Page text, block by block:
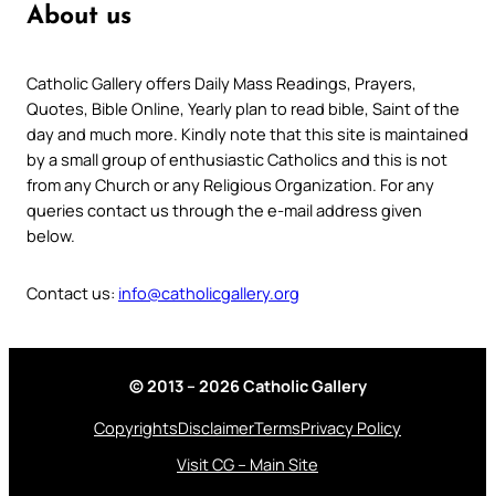
About us
Catholic Gallery offers Daily Mass Readings, Prayers,
Quotes, Bible Online, Yearly plan to read bible, Saint of the
day and much more. Kindly note that this site is maintained
by a small group of enthusiastic Catholics and this is not
from any Church or any Religious Organization. For any
queries contact us through the e-mail address given
below.
Contact us: info@catholicgallery.org
© 2013 – 2026 Catholic Gallery
CopyrightsDisclaimerTermsPrivacy Policy
Visit CG – Main Site